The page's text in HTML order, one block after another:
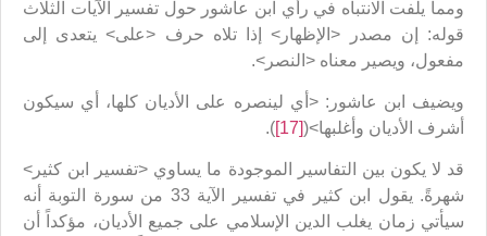
ومما يلفت الانتباه في رأي ابن عاشور حول تفسير الآيات الثلاث
قوله: إن مصدر <الإظهار> إذا تلاه حرف <على> يتعدى إلى
مفعول، ويصير معناه <النصر>.
ويضيف ابن عاشور: <أي لينصره على الأديان كلها، أي سيكون
أشرف الأديان وأغلبها>([17]
).
قد لا يكون بين التفاسير الموجودة ما يساوي <تفسير ابن كثير>
شهرةً. يقول ابن كثير في تفسير الآية 33 من سورة التوبة أنه
سيأتي زمان يغلب الدين الإسلامي على جميع الأديان، مؤكداً أن